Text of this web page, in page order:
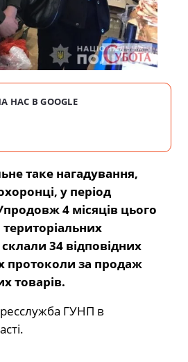
НАС В GOOGLE
таке нагадування,
у період
4 місяців цього
територіальних
34 відповідних
протоколи за продаж
товарів.
ГУНП в